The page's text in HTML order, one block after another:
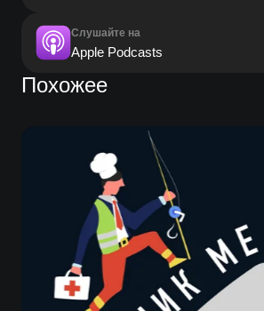
Слушайте на
Apple Podcasts
Похожее